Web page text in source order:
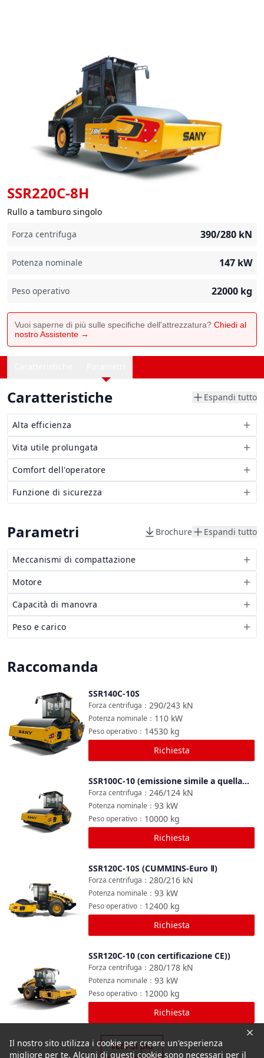
SSR220C-8H
Rullo a tamburo singolo
Forza centrifuga
390/280 kN
Potenza nominale 147 kW
Peso operativo 22000 kg
Vuoi saperne di più sulle specifiche dell'attrezzatura? Chiedi al
nostro Assistente →
Caratteristiche Espandi tutto
Alta efficienza
Vita utile prolungata
Comfort dell'operatore
Funzione di sicurezza
Parametri Brochure Espandi tutto
Meccanismi di compattazione
Motore
Capacità di manovra
Peso e carico
Raccomanda
Confronta
SSR140C-10S
290/243 kN
Forza centrifuga ：
110 kW
Potenza nominale ：
14530 kg
Peso operativo ：
Richiesta
SSR100C-10 (emissione simile a quella
della Cina Ⅱ)
246/124 kN
Forza centrifuga ：
93 kW
Potenza nominale ：
10000 kg
Peso operativo ：
Richiesta
SSR120C-10S (CUMMINS-Euro Ⅱ)
280/216 kN
Forza centrifuga ：
93 kW
Potenza nominale ：
12400 kg
Peso operativo ：
Richiesta
SSR120C-10 (con certificazione CE))
280/178 kN
Forza centrifuga ：
93 kW
Potenza nominale ：
12000 kg
Peso operativo ：
Richiesta
Vedi di più
Il nostro sito utilizza i cookie per creare un'esperienza
migliore per te. Alcuni di questi cookie sono necessari per il